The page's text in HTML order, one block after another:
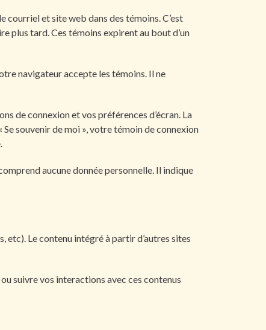
courriel et site web dans des témoins. C’est
plus tard. Ces témoins expirent au bout d’un
navigateur accepte les témoins. Il ne
de connexion et vos préférences d’écran. La
Se souvenir de moi », votre témoin de connexion
aucune donnée personnelle. Il indique
etc). Le contenu intégré à partir d’autres sites
suivre vos interactions avec ces contenus